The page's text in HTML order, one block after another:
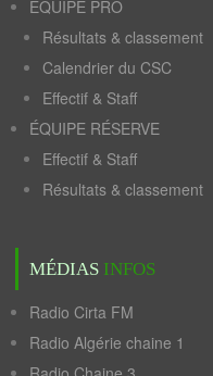
ÉQUIPE PRO
Résultats & classement
Calendrier du CSC
Effectif & Staff
ÉQUIPE RÉSERVE
Effectif & Staff
Résultats & classement
MÉDIAS INFOS
Radio Cirta FM
Radio Algérie chaine 1